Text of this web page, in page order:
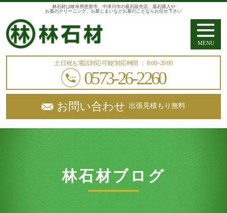
林石材は岐阜県恵那市、中津川市の墓石販売店、墓石購入や
お墓のクリーニング、お墓じまいなどお墓のことならお任せ下さい
MENU
土日祝も電話対応可能!対応時間 ： 8:00~20:00
0573-26-2260
お問い合わせ 出張見積もり無料
林石材ブログ